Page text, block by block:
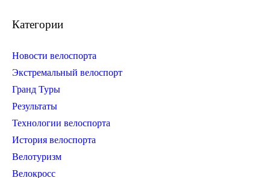
Категории
Новости велоспорта
Экстремальный велоспорт
Гранд Туры
Результаты
Технологии велоспорта
История велоспорта
Велотуризм
Велокросс